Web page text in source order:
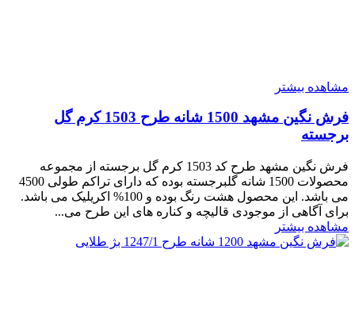
مشاهده بیشتر
فرش نگین مشهد 1500 شانه طرح 1503 کرم گل
برجسته
فرش نگین مشهد طرح کد 1503 کرم گل برجسته از مجموعه
محصولات 1500 شانه گلبرجسته بوده که دارای تراکم طولی 4500
می باشد. این محصول هشت رنگ بوده و 100% اکریلیک می باشد.
برای آگاهی از موجودی قالیچه و کناره های این طرح می...
مشاهده بیشتر